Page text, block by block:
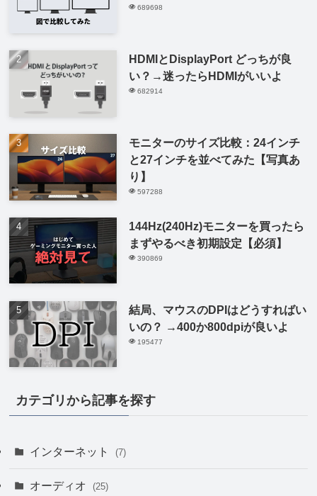
689698
HDMIとDisplayPort どっちが良
い？→迷ったらHDMIがいいよ
682914
モニターのサイズ比較：24インチ
と27インチを並べてみた【写真あ
り】
597288
144Hz(240Hz)モニターを買ったら
まずやるべき初期設定【必須】
390869
結局、マウスのDPIはどうすればい
いの？ →400か800dpiが良いよ
195477
カテゴリから記事を探す
インターネット (7)
オーディオ (25)